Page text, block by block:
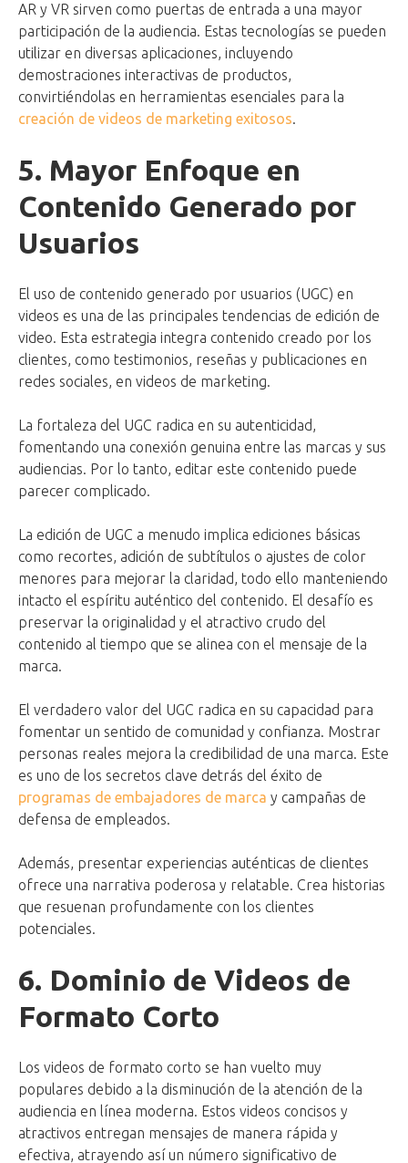
AR y VR sirven como puertas de entrada a una mayor
participación de la audiencia. Estas tecnologías se pueden
utilizar en diversas aplicaciones, incluyendo
demostraciones interactivas de productos,
convirtiéndolas en herramientas esenciales para la
creación de videos de marketing exitosos.
5. Mayor Enfoque en
Contenido Generado por
Usuarios
El uso de contenido generado por usuarios (UGC) en
videos es una de las principales tendencias de edición de
video. Esta estrategia integra contenido creado por los
clientes, como testimonios, reseñas y publicaciones en
redes sociales, en videos de marketing.
La fortaleza del UGC radica en su autenticidad,
fomentando una conexión genuina entre las marcas y sus
audiencias. Por lo tanto, editar este contenido puede
parecer complicado.
La edición de UGC a menudo implica ediciones básicas
como recortes, adición de subtítulos o ajustes de color
menores para mejorar la claridad, todo ello manteniendo
intacto el espíritu auténtico del contenido. El desafío es
preservar la originalidad y el atractivo crudo del
contenido al tiempo que se alinea con el mensaje de la
marca.
El verdadero valor del UGC radica en su capacidad para
fomentar un sentido de comunidad y confianza. Mostrar
personas reales mejora la credibilidad de una marca. Este
es uno de los secretos clave detrás del éxito de
programas de embajadores de marca y campañas de
defensa de empleados.
Además, presentar experiencias auténticas de clientes
ofrece una narrativa poderosa y relatable. Crea historias
que resuenan profundamente con los clientes
potenciales.
6. Dominio de Videos de
Formato Corto
Los videos de formato corto se han vuelto muy
populares debido a la disminución de la atención de la
audiencia en línea moderna. Estos videos concisos y
atractivos entregan mensajes de manera rápida y
efectiva, atrayendo así un número significativo de